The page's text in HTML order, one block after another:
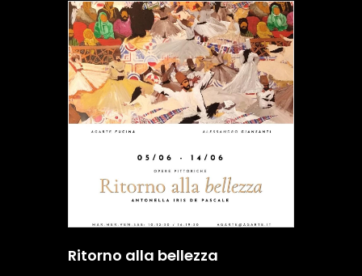
Ritorno alla bellezza